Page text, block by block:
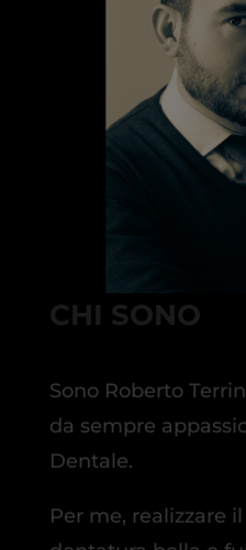
CHI SONO
Sono Roberto
da sempre
Dentale.
Per me, realizzare